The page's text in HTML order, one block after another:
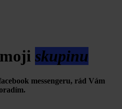
skupinu
messengeru, rád Vám